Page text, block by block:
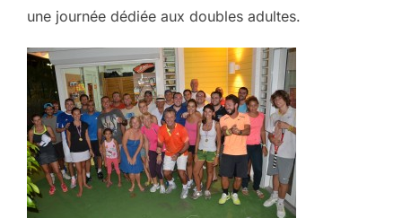
une journée dédiée aux doubles adultes.